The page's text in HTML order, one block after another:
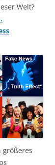
Welt?
größeres